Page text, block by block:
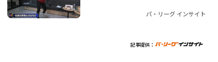
パ・リーグ インサイト
記事提供：